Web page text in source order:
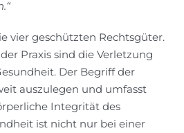
vier geschützten Rechtsgüter.
Praxis sind die Verletzung
Der Begriff der
auszulegen und umfasst
Integrität des
ist nicht nur bei einer